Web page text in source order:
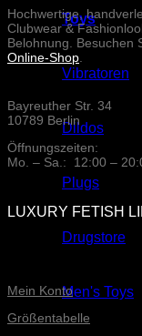
Toys
Vibratoren
Dildos
Plugs
Drugstore
Men's Toys
Hochwertige,
Clubwear &
Belohnung. Besuchen
Online-Shop
Bayreuther Str. 34
10789 Berlin
Öffnungszeiten:
Mo. – Sa.: 12:00 –
LUXURY FETISH
Mein Konto
Größentabelle